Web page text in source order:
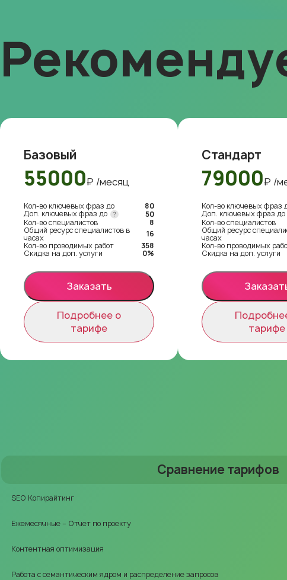
Базовый
55000₽ /месяц
Кол-во ключевых фраз до 80
Доп. ключевых фраз до
50
Кол-во специалистов
8
Общий ресурс специалистов в
часах
16
Кол-во проводимых работ
358
Скидка на доп. услуги 0%
Заказать
Подробнее о
тарифе
Стандарт
79000₽ /
Кол-во ключевых фраз
Доп. ключевых фраз до
Кол-во специалистов
Общий ресурс
часах
Кол-во проводимых
Скидка на доп. услуги
тарифе
Сравнение тарифов
SEO Копирайтинг
Ежемесячные – Отчет по проекту
Контентная оптимизация
Работа с семантическим ядром и распределение запросов